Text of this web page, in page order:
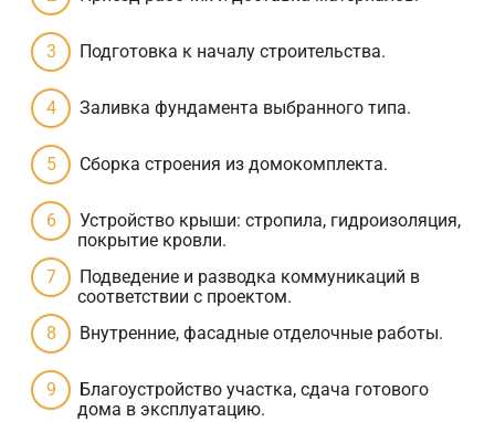
Подготовка к началу строительства.
Заливка фундамента выбранного типа.
Сборка строения из домокомплекта.
Устройство крыши: стропила, гидроизоляция,
покрытие кровли.
Подведение и разводка коммуникаций в
соответствии с проектом.
Внутренние, фасадные отделочные работы.
Благоустройство участка, сдача готового
дома в эксплуатацию.